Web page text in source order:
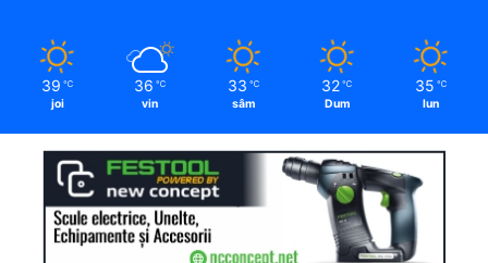
39 ℃
joi
36 ℃
vin
33 ℃
sâm
32 ℃
Dum
35 ℃
lun